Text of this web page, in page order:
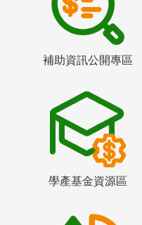
補助資訊公開專區
學產基金資源區